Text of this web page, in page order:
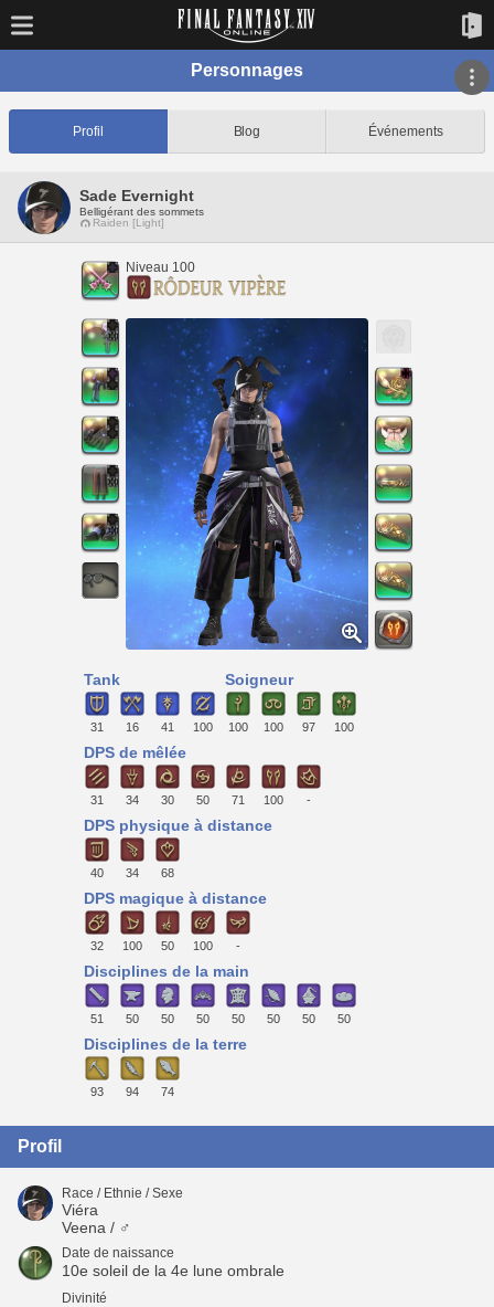
Personnages
Profil Blog Événements
Sade Evernight
Belligérant des sommets
Raiden [Light]
Niveau 100
Tank
31 16 41 100
Soigneur
100 100 97 100
DPS de mêlée
31 34 30 50 71 100 -
DPS physique à distance
40 34 68
DPS magique à distance
32 100 50 100 -
Disciplines de la main
51 50 50 50 50 50 50 50
Disciplines de la terre
93 94 74
Profil
Race / Ethnie / Sexe
Viéra
Veena / ♂
Date de naissance
10e soleil de la 4e lune ombrale
Divinité